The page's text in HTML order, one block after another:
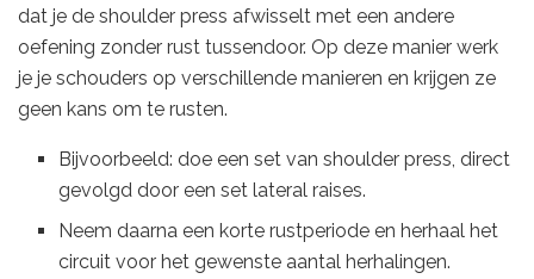
dat je de shoulder press afwisselt met een andere
oefening zonder rust tussendoor. Op deze manier werk
je je schouders op verschillende manieren en krijgen ze
geen kans om te rusten.
Bijvoorbeeld: doe een set van shoulder press, direct
gevolgd door een set lateral raises.
Neem daarna een korte rustperiode en herhaal het
circuit voor het gewenste aantal herhalingen.